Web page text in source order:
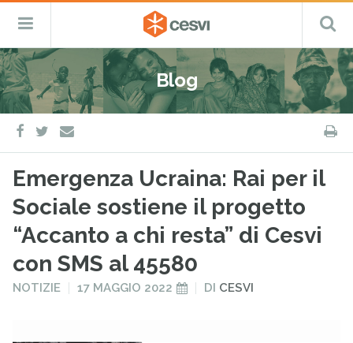
Salta
al
contenuto
CESVI
Fondazione
–
ETS
Cooperazione,
Emergenza
e
Sviluppo
Menu
Blog
facebook
twitter
e-
mail
Emergenza Ucraina: Rai per il
Sociale sostiene il progetto
“Accanto a chi resta” di Cesvi
con SMS al 45580
PUBBLICATO
NOTIZIE
PUBBLICATO
17 MAGGIO 2022 DI CESVI